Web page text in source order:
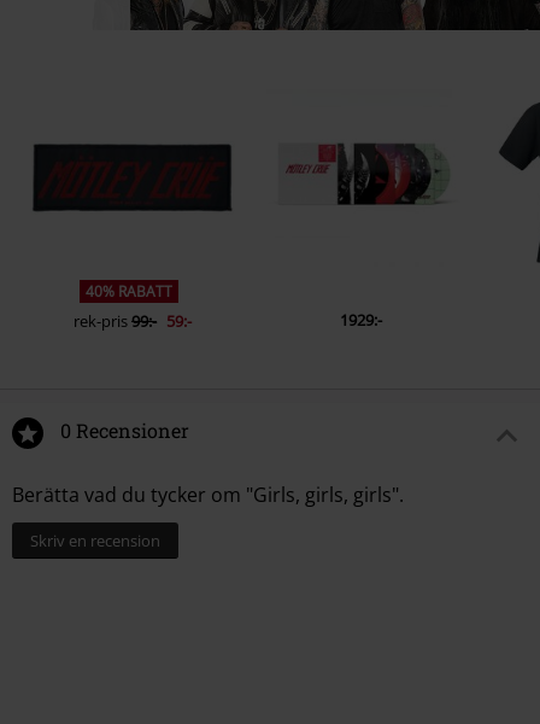
40% RABATT
rek-pris99:- 59:- 1929:-
0 Recensioner
Berätta vad du tycker om "Girls, girls, girls".
Skriv en recension